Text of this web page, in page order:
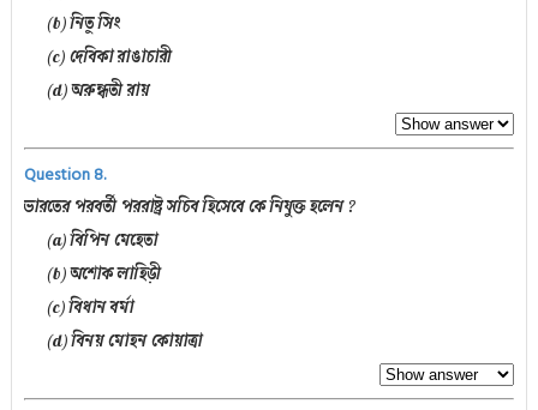
(b) নিতু সিং
(c) দেবিকা রাঙাচারী
(d) অরুন্ধতী রায়
Question 8.
ভারতের পরবর্তী পররাষ্ট্র সচিব হিসেবে কে নিযুক্ত হলেন ?
(a) বিপিন মেহেতা
(b) অশোক লাহিড়ী
(c) বিধান বর্মা
(d) বিনয় মোহন কোয়াত্রা